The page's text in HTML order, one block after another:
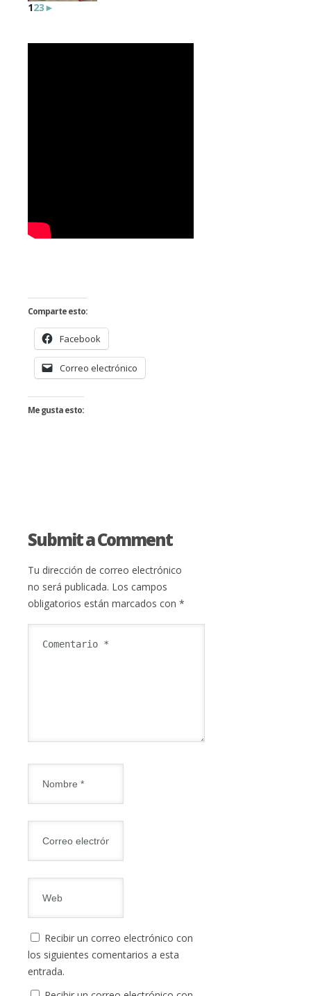
123►
Comparte esto:
Facebook
Correo electrónico
Me gusta esto:
Submit a Comment
Tu dirección de correo electrónico
no será publicada. Los campos
obligatorios están marcados con *
Recibir un correo electrónico con
los siguientes comentarios a esta
entrada.